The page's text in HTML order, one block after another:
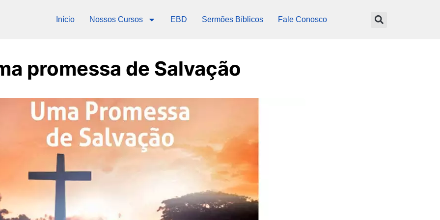
Início Nossos Cursos EBD Sermões Bíblicos Fale Conosco
promessa de Salvação